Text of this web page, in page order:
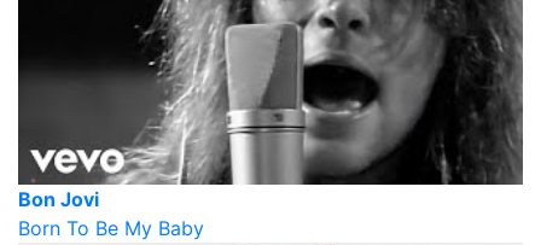
Bon Jovi
Born To Be My Baby